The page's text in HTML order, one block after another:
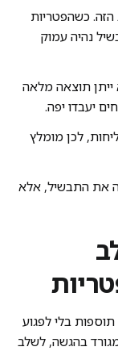
כשהפטריות
נהיה עמוק
ייתן תוצאה מלאה
יעבדו יפה.
לכן מומלץ
את התבשיל, אלא
בלי לפגוע
בהגשה, לשלב